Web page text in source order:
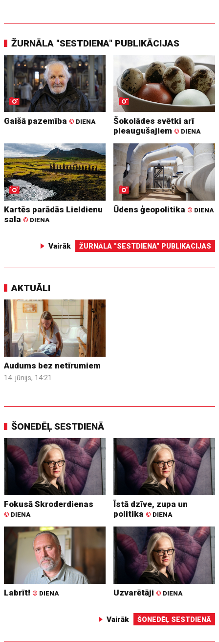
ŽURNĀLA "SESTDIENA" PUBLIKĀCIJAS
Gaišā pazemība © DIENA
Šokolādes svētki arī
pieaugušajiem © DIENA
Kartēs parādās Lieldienu
sala © DIENA
Ūdens ģeopolitika © DIENA
Vairāk ŽURNĀLA "SESTDIENA" PUBLIKĀCIJAS
AKTUĀLI
Audums bez netīrumiem
14. jūnijs, 14:21
ŠONEDĒĻ SESTDIENĀ
Fokusā Skroderdienas
© DIENA
Īstā dzīve, zupa un
politika © DIENA
Labrīt! © DIENA Uzvarētāji © DIENA
Vairāk ŠONEDĒĻ SESTDIENĀ